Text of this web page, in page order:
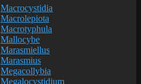
Macrocystidia
Macrolepiota
Macrotyphula
Mallocybe
Marasmiellus
Marasmius
Megacollybia
Megalocystidium